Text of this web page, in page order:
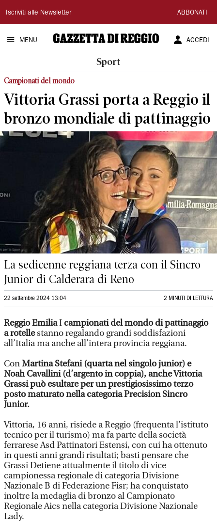
Gazzetta
di
Reggio
Iscriviti alle Newsletter ABBONATI
MENU ACCEDI
Sport
Campionati del mondo
Vittoria Grassi porta a Reggio il
bronzo mondiale di pattinaggio
La sedicenne reggiana terza con il Sincro
Junior di Calderara di Reno
22 settembre 2024 13:04 2 MINUTI DI LETTURA
Reggio EmiliaI campionati del mondo di pattinaggio
a rotellestanno regalando grandi soddisfazioni
all’Italia ma anche all’intera provincia reggiana.
ConMartina Stefani (quarta nel singolo junior) e
Noah Cavallini (d’argento in coppia), anche Vittoria
Grassi può esultare per un prestigiosissimo terzo
posto maturato nella categoria Precision Sincro
Junior.
Vittoria, 16 anni, risiede a Reggio (frequenta l’istituto
tecnico per il turismo) ma fa parte della società
ferrarese Asd Pattinatori Estensi, con cui ha ottenuto
in questi anni grandi risultati; basti pensare che
Grassi Detiene attualmente il titolo di vice
campionessa regionale di categoria Divisione
Nazionale B di Federazione Fisr; ha conquistato
inoltre la medaglia di bronzo al Campionato
Regionale Aics nella categoria Divisione Nazionale
Lady.